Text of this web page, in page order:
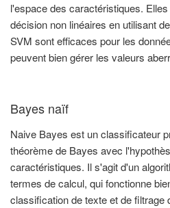
l'espace des caractéristiques.
décision non linéaires en utilisant
SVM sont efficaces pour les
peuvent bien gérer les valeurs
Bayes naïf
Naive Bayes est un classificateur
théorème de Bayes avec
caractéristiques. Il s'agit d'un
termes de calcul, qui fonctionne
classification de texte et de filtrage